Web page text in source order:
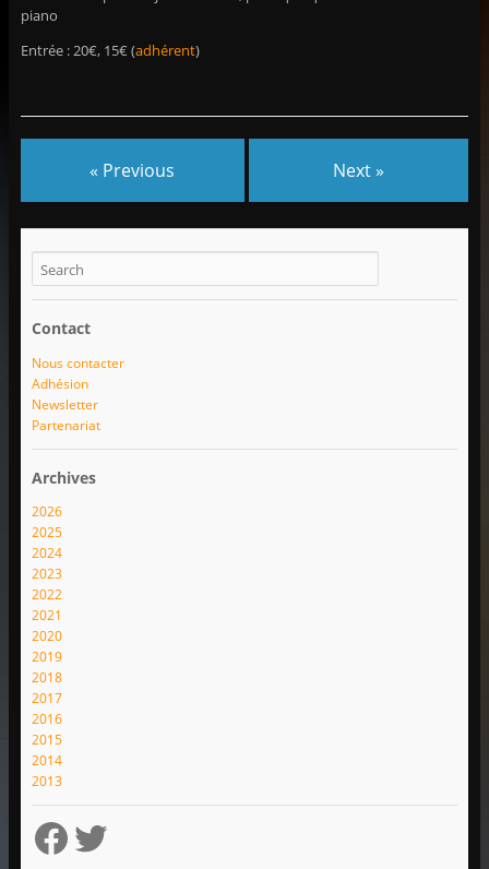
piano
Entrée : 20€, 15€ (adhérent)
« Previous Next »
Contact
Nous contacter
Adhésion
Newsletter
Partenariat
Archives
2026
2025
2024
2023
2022
2021
2020
2019
2018
2017
2016
2015
2014
2013
Facebook
Twitter